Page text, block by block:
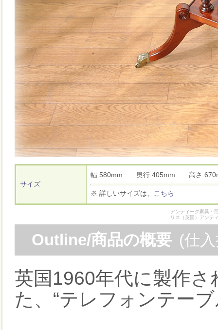
サイズ
幅 580mm 奥行 405mm 高さ
※ 詳しいサイズは、 こちら
アンティーク家具・
リス（英国）アンテ
Outline/商品の概要 (仕
英国1960年代に製作
た、“テレフォンテー